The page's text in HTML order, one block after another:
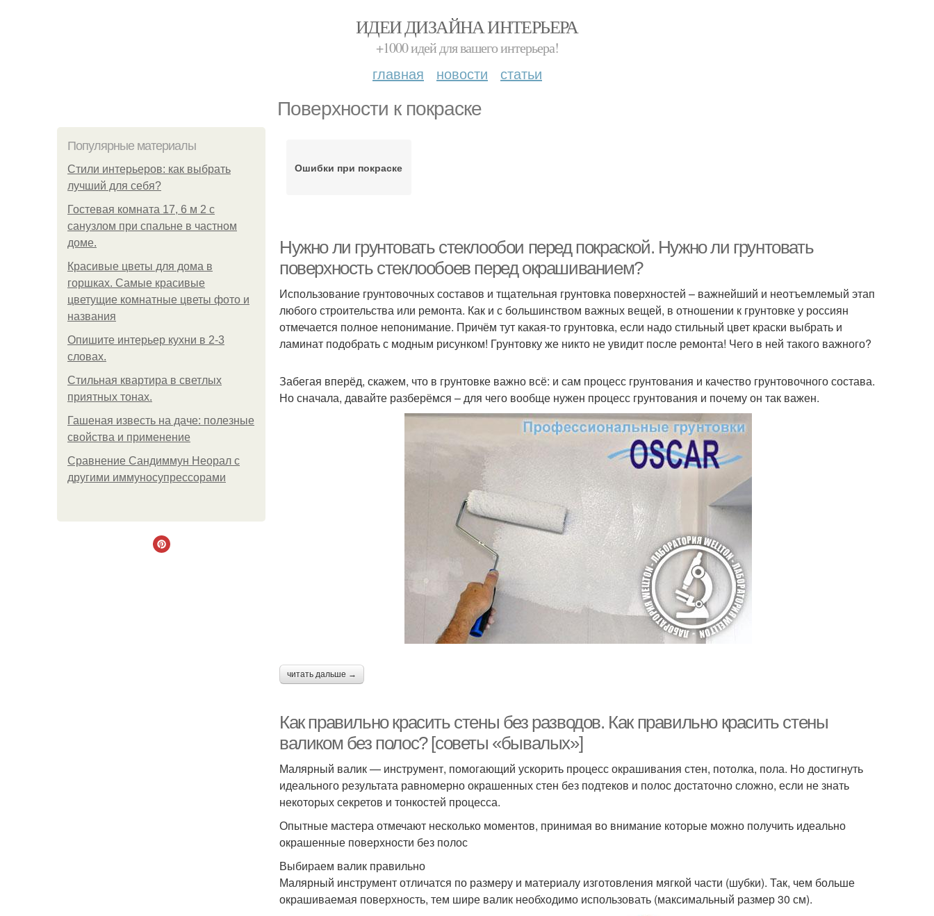
ИДЕИ ДИЗАЙНА ИНТЕРЬЕРА
+1000 идей для вашего интерьера!
главная новости статьи
Поверхности к покраске
Популярные материалы
Стили интерьеров: как выбрать
лучший для себя?
Гостевая комната 17, 6 м 2 с
санузлом при спальне в частном
доме.
Красивые цветы для дома в
горшках. Самые красивые
цветущие комнатные цветы фото и
названия
Опишите интерьер кухни в 2-3
словах.
Стильная квартира в светлых
приятных тонах.
Гашеная известь на даче: полезные
свойства и применение
Сравнение Сандиммун Неорал с
другими иммуносупрессорами
Ошибки при покраске
Нужно ли грунтовать стеклообои перед покраской. Нужно ли грунтовать
поверхность стеклообоев перед окрашиванием?
Использование грунтовочных составов и тщательная грунтовка поверхностей – важнейший и неотъемлемый этап
любого строительства или ремонта. Как и с большинством важных вещей, в отношении к грунтовке у россиян
отмечается полное непонимание. Причём тут какая-то грунтовка, если надо стильный цвет краски выбрать и
ламинат подобрать с модным рисунком! Грунтовку же никто не увидит после ремонта! Чего в ней такого важного?
Забегая вперёд, скажем, что в грунтовке важно всё: и сам процесс грунтования и качество грунтовочного состава.
Но сначала, давайте разберёмся – для чего вообще нужен процесс грунтования и почему он так важен.
читать дальше →
Как правильно красить стены без разводов. Как правильно красить стены
валиком без полос? [советы «бывалых»]
Малярный валик — инструмент, помогающий ускорить процесс окрашивания стен, потолка, пола. Но достигнуть
идеального результата равномерно окрашенных стен без подтеков и полос достаточно сложно, если не знать
некоторых секретов и тонкостей процесса.
Опытные мастера отмечают несколько моментов, принимая во внимание которые можно получить идеально
окрашенные поверхности без полос
Выбираем валик правильно
Малярный инструмент отличатся по размеру и материалу изготовления мягкой части (шубки). Так, чем больше
окрашиваемая поверхность, тем шире валик необходимо использовать (максимальный размер 30 см).